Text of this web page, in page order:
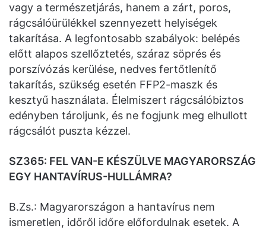
vagy a természetjárás, hanem a zárt, poros,
rágcsálóürülékkel szennyezett helyiségek
takarítása. A legfontosabb szabályok: belépés
előtt alapos szellőztetés, száraz söprés és
porszívózás kerülése, nedves fertőtlenítő
takarítás, szükség esetén FFP2-maszk és
kesztyű használata. Élelmiszert rágcsálóbiztos
edényben tároljunk, és ne fogjunk meg elhullott
rágcsálót puszta kézzel.
SZ365: FEL VAN-E KÉSZÜLVE MAGYARORSZÁG
EGY HANTAVÍRUS-HULLÁMRA?
B.Zs.: Magyarországon a hantavírus nem
ismeretlen, időről időre előfordulnak esetek. A